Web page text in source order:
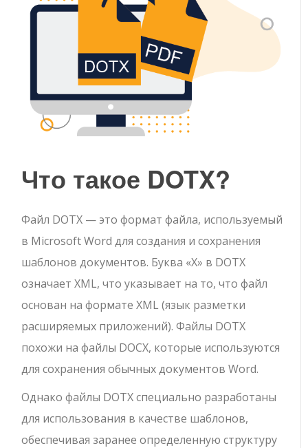
Что такое DOTX?
Файл DOTX — это формат файла, используемый
в Microsoft Word для создания и сохранения
шаблонов документов. Буква «X» в DOTX
означает XML, что указывает на то, что файл
основан на формате XML (язык разметки
расширяемых приложений). Файлы DOTX
похожи на файлы DOCX, которые используются
для сохранения обычных документов Word.
Однако файлы DOTX специально разработаны
для использования в качестве шаблонов,
обеспечивая заранее определенную структуру